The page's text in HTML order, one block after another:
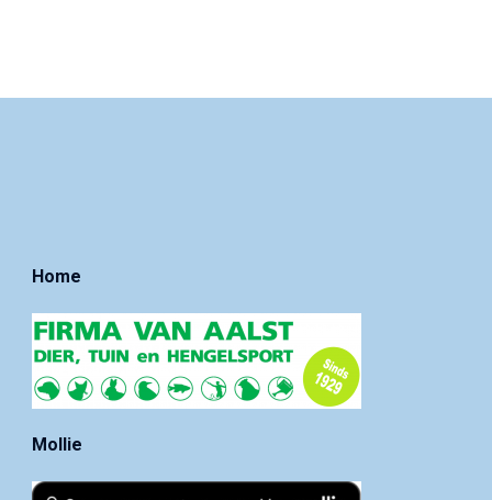
Home
Mollie